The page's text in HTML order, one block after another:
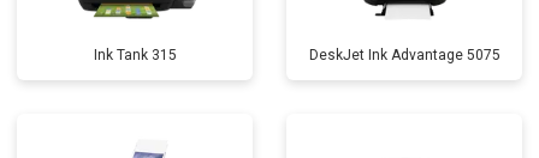
Ink Tank 315 DeskJet Ink Advantage 5075